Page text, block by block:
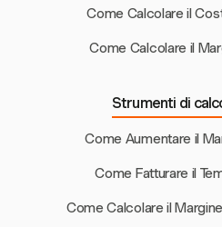
Come Calcolare il
Come Calcolare il
Strumenti di
Come Aumentare il
Come Fatturare il
Come Calcolare il